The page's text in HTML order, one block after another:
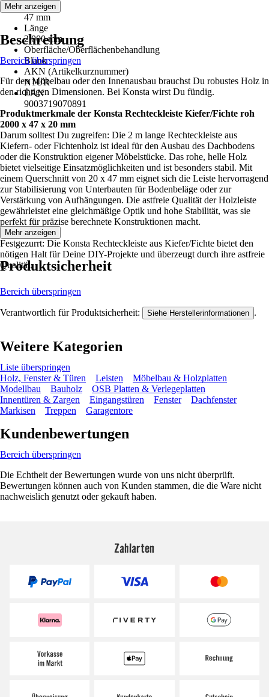
Breite
47 mm
Länge
2.000 mm
Oberfläche/Oberflächenbehandlung
Blank
AKN (Artikelkurznummer)
N1UR
EAN
9003719070891
Mehr anzeigen
Beschreibung
Bereich überspringen
Für den Möbelbau oder den Innenausbau brauchst Du robustes Holz in
den richtigen Dimensionen. Bei Konsta wirst Du fündig.
Produktmerkmale der Konsta Rechteckleiste Kiefer/Fichte roh
2000 x 47 x 20 mm
Darum solltest Du zugreifen: Die 2 m lange Rechteckleiste aus
Kiefern- oder Fichtenholz ist ideal für den Ausbau des Dachbodens
oder die Konstruktion eigener Möbelstücke. Das rohe, helle Holz
bietet vielseitige Einsatzmöglichkeiten und ist besonders stabil. Mit
einem Querschnitt von 20 x 47 mm eignet sich die Leiste hervorragend
zur Stabilisierung von Unterbauten für Bodenbeläge oder zur
Verstärkung von Aufhängungen. Die astfreie Qualität der Holzleiste
gewährleistet eine gleichmäßige Optik und hohe Stabilität, was sie
perfekt für präzise berechnete Konstruktionen macht.
Festgezurrt: Die Konsta Rechteckleiste aus Kiefer/Fichte bietet den
nötigen Halt für Deine DIY-Projekte und überzeugt durch ihre astfreie
Qualität.
Mehr anzeigen
Produktsicherheit
Bereich überspringen
Verantwortlich für Produktsicherheit: Siehe Herstellerinformationen .
Weitere Kategorien
Liste überspringen
Holz, Fenster & Türen
Leisten
Möbelbau & Holzplatten
Modellbau
Bauholz
OSB Platten & Verlegeplatten
Innentüren & Zargen
Eingangstüren Fenster
Dachfenster
Markisen
Treppen Garagentore
Kundenbewertungen
Bereich überspringen
Die Echtheit der Bewertungen wurde von uns nicht überprüft.
Bewertungen können auch von Kunden stammen, die die Ware nicht
nachweislich genutzt oder gekauft haben.
Zahlarten